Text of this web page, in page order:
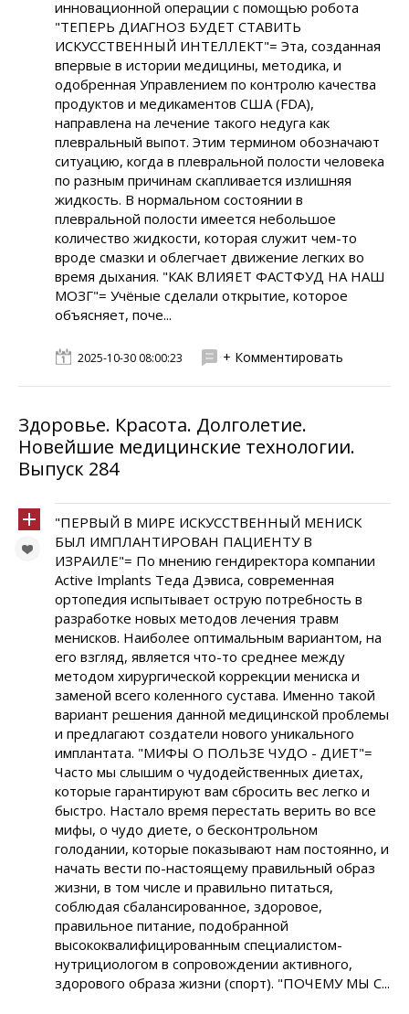
инновационной операции с помощью робота
"ТЕПЕРЬ ДИАГНОЗ БУДЕТ СТАВИТЬ
ИСКУССТВЕННЫЙ ИНТЕЛЛЕКТ"= Эта, созданная
впервые в истории медицины, методика, и
одобренная Управлением по контролю качества
продуктов и медикаментов США (FDA),
направлена на лечение такого недуга как
плевральный выпот. Этим термином обозначают
ситуацию, когда в плевральной полости человека
по разным причинам скапливается излишняя
жидкость. В нормальном состоянии в
плевральной полости имеется небольшое
количество жидкости, которая служит чем-то
вроде смазки и облегчает движение легких во
время дыхания. "КАК ВЛИЯЕТ ФАСТФУД НА НАШ
МОЗГ"= Учёные сделали открытие, которое
объясняет, поче...
2025-10-30 08:00:23 + Комментировать
Здоровье. Красота. Долголетие.
Новейшие медицинские технологии.
Выпуск 284
"ПЕРВЫЙ В МИРЕ ИСКУССТВЕННЫЙ МЕНИСК
БЫЛ ИМПЛАНТИРОВАН ПАЦИЕНТУ В
ИЗРАИЛЕ"= По мнению гендиректора компании
Active Implants Теда Дэвиса, современная
ортопедия испытывает острую потребность в
разработке новых методов лечения травм
менисков. Наиболее оптимальным вариантом, на
его взгляд, является что-то среднее между
методом хирургической коррекции мениска и
заменой всего коленного сустава. Именно такой
вариант решения данной медицинской проблемы
и предлагают создатели нового уникального
имплантата. "МИФЫ О ПОЛЬЗЕ ЧУДО - ДИЕТ"=
Часто мы слышим о чудодейственных диетах,
которые гарантируют вам сбросить вес легко и
быстро. Настало время перестать верить во все
мифы, о чудо диете, о бесконтрольном
голодании, которые показывают нам постоянно, и
начать вести по-настоящему правильный образ
жизни, в том числе и правильно питаться,
соблюдая сбалансированное, здоровое,
правильное питание, подобранной
высококвалифицированным специалистом-
нутрициологом в сопровождении активного,
здорового образа жизни (спорт). "ПОЧЕМУ МЫ С...